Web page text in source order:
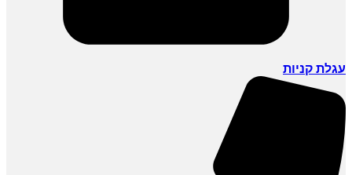
עגלת קניות